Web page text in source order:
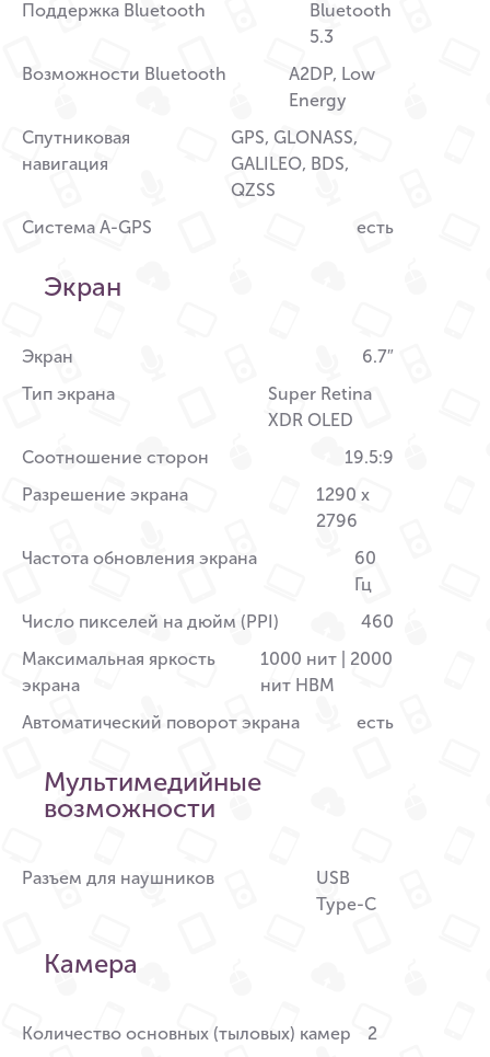
Поддержка Bluetooth
Bluetooth
5.3
Возможности Bluetooth
A2DP, Low
Energy
Спутниковая
навигация
GPS, GLONASS,
GALILEO, BDS,
QZSS
Система A-GPS
есть
Экран
Экран
6.7″
Тип экрана
Super Retina
XDR OLED
Соотношение сторон
19.5:9
Разрешение экрана
1290 x
2796
Частота обновления экрана
60
Гц
Число пикселей на дюйм (PPI)
460
Максимальная яркость
экрана
1000 нит | 2000
нит HBM
Автоматический поворот экрана
есть
Мультимедийные
возможности
Разъем для наушников
USB
Type-C
Камера
Количество основных (тыловых) камер
2